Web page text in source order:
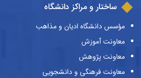
ساختار و مراکز دانشگاه
مؤسس دانشگاه ادیان و مذاهب
معاونت آموزش
معاونت پژوهش
معاونت فرهنگی و دانشجویی